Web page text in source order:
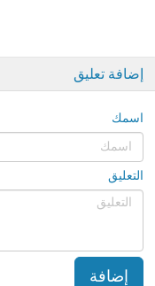
إضافة تعليق
اسمك
التعليق
إضافة